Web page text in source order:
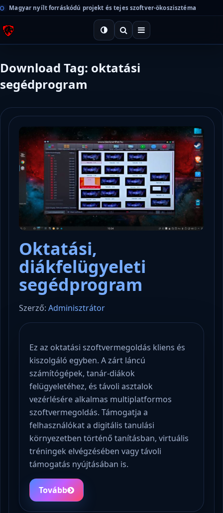
Magyar nyílt forráskódú projekt és tejes szoftver-ökoszisztéma
Download Tag: oktatási
segédprogram
Oktatási,
diákfelügyeleti
segédprogram
Szerző: Adminisztrátor
Ez az oktatási szoftvermegoldás kliens és
kiszolgáló egyben. A zárt láncú
számítógépek, tanár-diákok
felügyeletéhez, és távoli asztalok
vezérlésére alkalmas multiplatformos
szoftvermegoldás. Támogatja a
felhasználókat a digitális tanulási
környezetben történő tanításban, virtuális
tréningek elvégzésében vagy távoli
támogatás nyújtásában is.
Tovább